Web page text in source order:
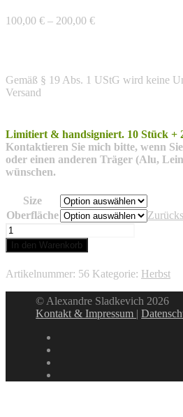
100,00 € – 200,00 €
Gemäß § 19 Abs. 1 UStG wird keine
Versand
Limitiert & handsigniert. 10 Stück +
Kontaktieren Sie mich bitte, wenn
oder einen anderen Träger (Alu,
wünschen.
Size
Oberfläche
Tuapse
1
Menge
In den Warenkorb
Artikelnummer: 56 Kategorie: Herbst
© Alexandre Sladkevich 2026
Kontakt & Impressum |